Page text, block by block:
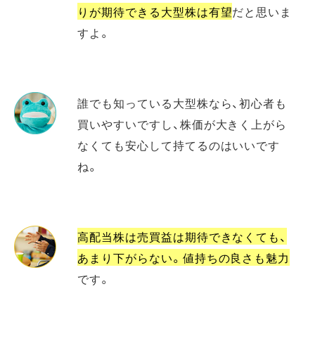
りが期待できる大型株は有望だと思いま
すよ。
誰でも知っている大型株なら、初心者も
買いやすいですし、株価が大きく上がら
なくても安心して持てるのはいいです
ね。
高配当株は売買益は期待できなくても、
あまり下がらない。値持ちの良さも魅力
です。